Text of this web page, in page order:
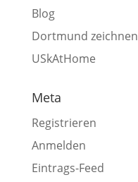
Blog
Dortmund zeichnen
USkAtHome
Meta
Registrieren
Anmelden
Eintrags-Feed